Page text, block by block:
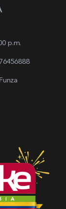
p.m.